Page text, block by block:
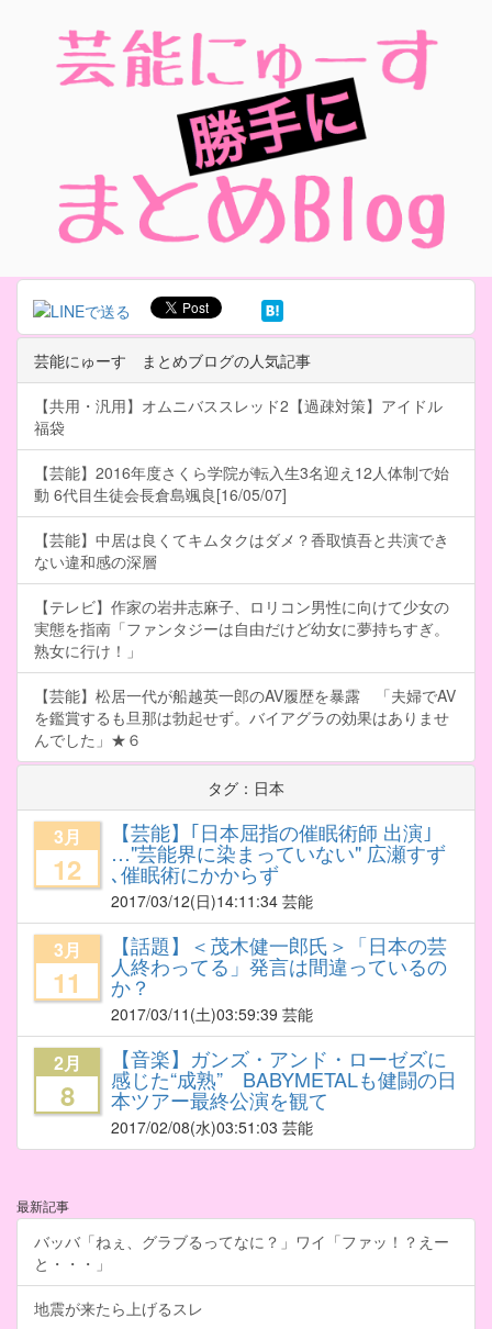
芸能にゅーす まとめブログの人気記事
【共用・汎用】オムニバススレッド2【過疎対策】アイドル
福袋
【芸能】2016年度さくら学院が転入生3名迎え12人体制で始
動 6代目生徒会長倉島颯良[16/05/07]
【芸能】中居は良くてキムタクはダメ？香取慎吾と共演でき
ない違和感の深層
【テレビ】作家の岩井志麻子、ロリコン男性に向けて少女の
実態を指南「ファンタジーは自由だけど幼女に夢持ちすぎ。
熟女に行け！」
【芸能】松居一代が船越英一郎のAV履歴を暴露 「夫婦でAV
を鑑賞するも旦那は勃起せず。バイアグラの効果はありませ
んでした」★６
タグ：日本
3月
12
【芸能】｢日本屈指の催眠術師 出演｣
…"芸能界に染まっていない" 広瀬すず
､催眠術にかからず
2017/03/12(日)14:11:34 芸能
3月
11
【話題】＜茂木健一郎氏＞「日本の芸
人終わってる」発言は間違っているの
か？
2017/03/11 (土)03:59:39 芸能
2月
8
【音楽】ガンズ・アンド・ローゼズに
感じた“成熟” BABYMETALも健闘の日
本ツアー最終公演を観て
2017/02/08(水)03:51:03 芸能
最新記事
バッバ「ねぇ、グラブるってなに？」ワイ「ファッ！？えー
と・・・」
地震が来たら上げるスレ